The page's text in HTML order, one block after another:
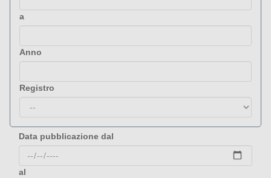
a
Anno
Registro
Data pubblicazione dal
al